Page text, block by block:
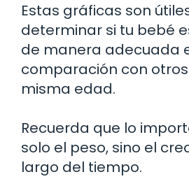
Estas gráficas son
determinar si tu bebé
de manera adecuada
comparación con
misma edad.
Recuerda que lo
solo el peso, sino el
largo del tiempo.